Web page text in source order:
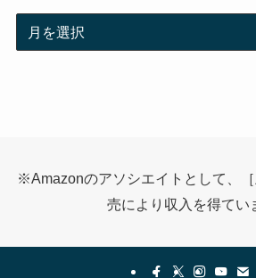
※Amazonのアソシエイトとして、
売により収入を得てい